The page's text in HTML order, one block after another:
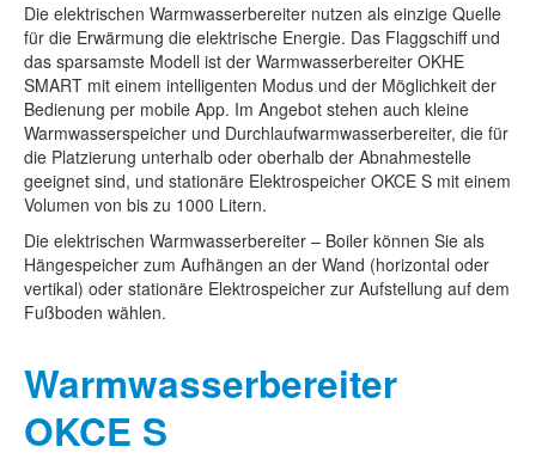
Die elektrischen Warmwasserbereiter nutzen als einzige Quelle
für die Erwärmung die elektrische Energie. Das Flaggschiff und
das sparsamste Modell ist der Warmwasserbereiter OKHE
SMART mit einem intelligenten Modus und der Möglichkeit der
Bedienung per mobile App. Im Angebot stehen auch kleine
Warmwasserspeicher und Durchlaufwarmwasserbereiter, die für
die Platzierung unterhalb oder oberhalb der Abnahmestelle
geeignet sind, und stationäre Elektrospeicher OKCE S mit einem
Volumen von bis zu 1000 Litern.
Die elektrischen Warmwasserbereiter – Boiler können Sie als
Hängespeicher zum Aufhängen an der Wand (horizontal oder
vertikal) oder stationäre Elektrospeicher zur Aufstellung auf dem
Fußboden wählen.
Warmwasserbereiter
OKCE S